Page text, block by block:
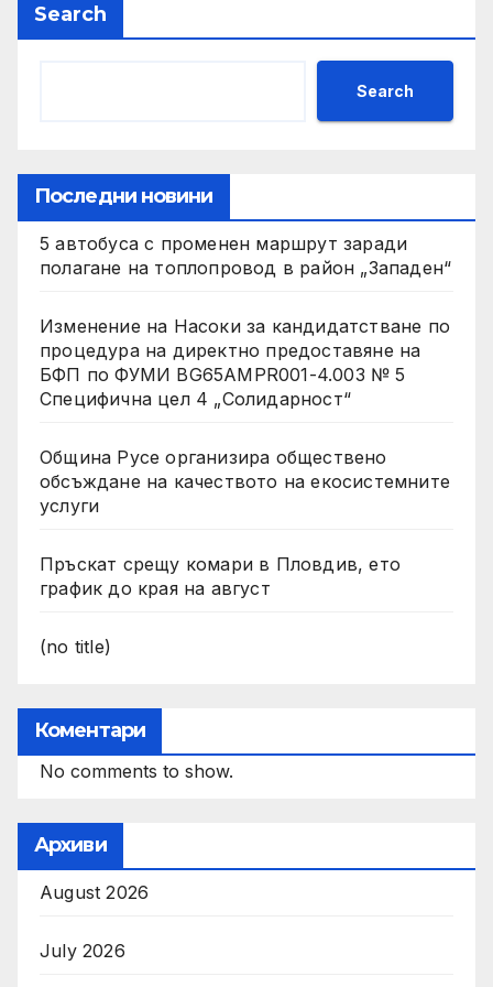
Search
Search
Последни новини
5 автобуса с променен маршрут заради
полагане на топлопровод в район „Западен“
Изменение на Насоки за кандидатстване по
процедура на директно предоставяне на
БФП по ФУМИ BG65AMPR001-4.003 № 5
Специфична цел 4 „Солидарност“
Община Русе организира обществено
обсъждане на качеството на екосистемните
услуги
Пръскат срещу комари в Пловдив, ето
график до края на август
(no title)
Коментари
No comments to show.
Архиви
August 2026
July 2026